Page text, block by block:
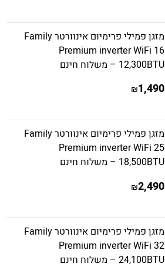
מזגן פמילי פרימיום אינוורטר Family
Premium inverter WiFi 16
12,300BTU – משלוח חינם
1,490
₪
מזגן פמילי פרימיום אינוורטר Family
Premium inverter WiFi 25
18,500BTU – משלוח חינם
2,490
₪
מזגן פמילי פרימיום אינוורטר Family
Premium inverter WiFi 32
24,100BTU – משלוח חינם